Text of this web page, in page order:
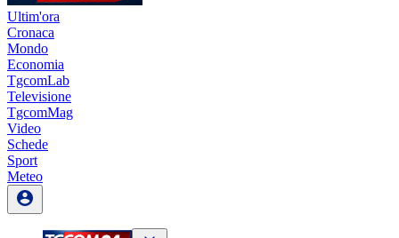
Ultim'ora
Cronaca
Mondo
Economia
TgcomLab
Televisione
TgcomMag
Video
Schede
Sport
Meteo